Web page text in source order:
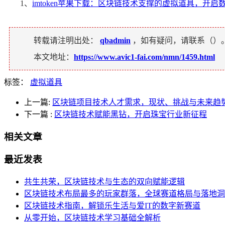
1、 imtoken苹果下载：区块链技术支撑的虚拟道具，开启
转载请注明出处： qbadmin ，如有疑问，请联系（）。
本文地址： https://www.avic1-fai.com/nmn/1459.html
标签： 虚拟道具
上一篇: 区块链项目技术人才需求，现状、挑战与未来趋
下一篇 : 区块链技术赋能黑钻，开启珠宝行业新征程
相关文章
最近发表
共生共荣，区块链技术与生态的双向赋能逻辑
区块链技术布局最多的玩家群落，全球赛道格局与落地
区块链技术指南，解锁乐生活与爱IT的数字新赛道
从零开始，区块链技术学习基础全解析